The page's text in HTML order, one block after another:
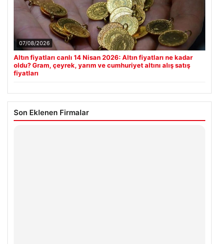
07/08/2026
Altın fiyatları canlı 14 Nisan 2026: Altın fiyatları ne kadar
oldu? Gram, çeyrek, yarım ve cumhuriyet altını alış satış
fiyatları
Son Eklenen Firmalar